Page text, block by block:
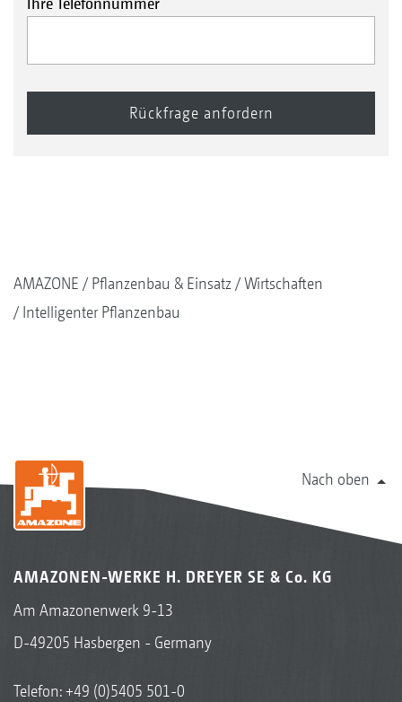
AMAZONE Pflanzenbau & Einsatz
Wirtschaften
Intelligenter Pflanzenbau
Nach oben
AMAZONEN-WERKE H. DREYER SE & Co. KG
Am Amazonenwerk 9-13
D-49205 Hasbergen - Germany
Telefon:+49 (0)5405 501-0